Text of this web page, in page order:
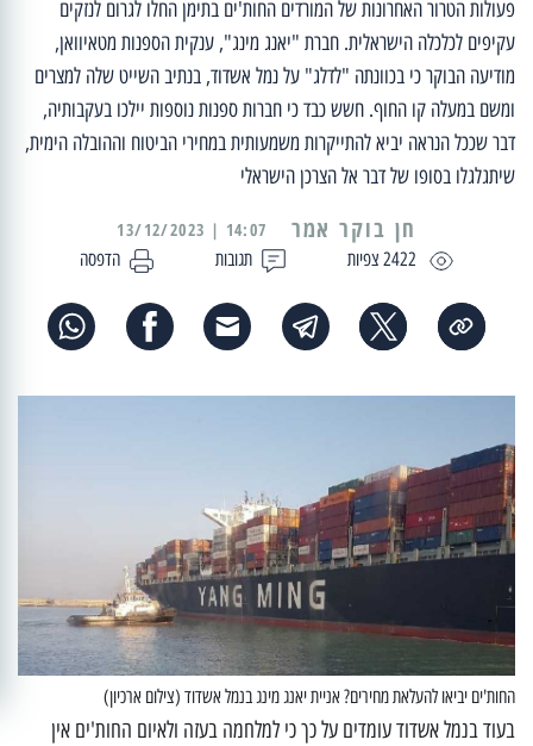
פעולות הטרור האחרונות של המורדים החות'ים בתימן החלו לגרום לנזקים
עקיפים לכלכלה הישראלית. חברת "יאנג מינג", ענקית הספנות מטאיוואן,
מודיעה הבוקר כי בכוונתה "לדלג" על נמל אשדוד, בנתיב השייט שלה למצרים
ומשם במעלה קו החוף. חשש כבד כי חברות ספנות נוספות יילכו בעקבותיה,
דבר שככל הנראה יביא להתייקרות משמעותית במחירי הביטוח וההובלה הימית,
שיתגלגלו בסופו של דבר אל הצרכן הישראלי
2422 צפיות תגובות הדפסה
14:07 | 13/12/2023
החות'ים יביאו להעלאת מחירים? אניית יאנג מינג בנמל אשדוד (צילום ארכיון)
בעוד בנמל אשדוד עומדים על כך כי למלחמה בעזה ולאיום החות'ים אין